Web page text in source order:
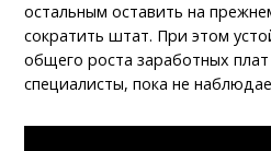
остальным оставить на
сократить штат. При этом
общего роста заработных
специалисты, пока не